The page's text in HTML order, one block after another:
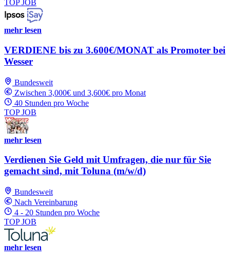
TOP JOB
mehr lesen
VERDIENE bis zu 3.600€/MONAT als Promoter bei
Wesser
Bundesweit
Zwischen 3,000€ und 3,600€ pro Monat
40 Stunden pro Woche
TOP JOB
mehr lesen
Verdienen Sie Geld mit Umfragen, die nur für Sie
gemacht sind, mit Toluna (m/w/d)
Bundesweit
Nach Vereinbarung
4 - 20 Stunden pro Woche
TOP JOB
mehr lesen